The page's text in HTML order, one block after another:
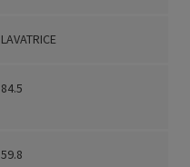
LAVATRICE
84.5
59.8